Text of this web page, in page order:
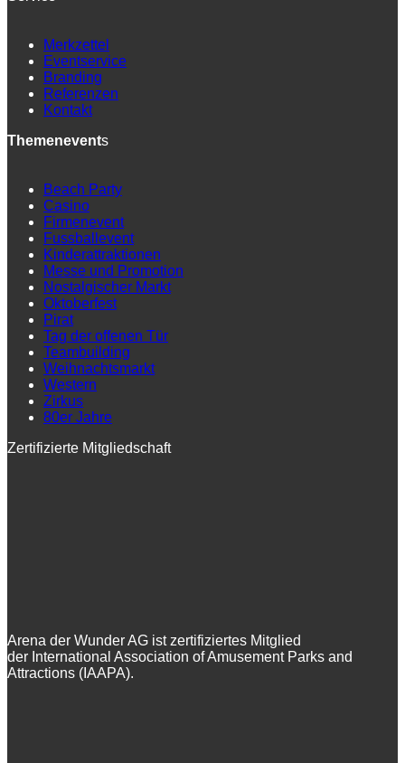
Merkzettel
Eventservice
Branding
Referenzen
Kontakt
Themenevents
Beach Party
Casino
Firmenevent
Fussballevent
Kinderattraktionen
Messe und Promotion
Nostalgischer Markt
Oktoberfest
Pirat
Tag der offenen Tür
Teambuilding
Weihnachtsmarkt
Western
Zirkus
80er Jahre
Zertifizierte Mitgliedschaft
Arena der Wunder AG ist zertifiziertes Mitglied
der International Association of Amusement Parks and
Attractions (IAAPA).